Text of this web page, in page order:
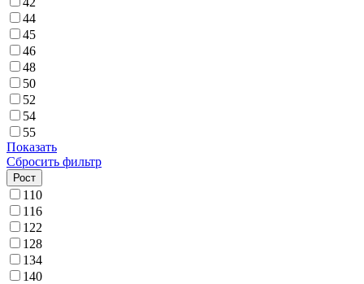
44
45
46
48
50
52
54
55
Показать
Сбросить фильтр
Рост
110
116
122
128
134
140